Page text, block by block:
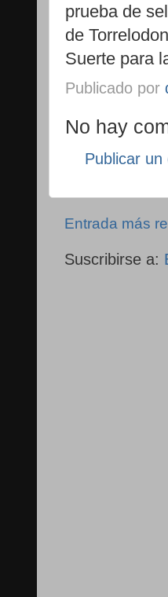
prueba de
de
Suerte para
Publicado por
No hay
Publicar
Entrada más
Suscribirse a: